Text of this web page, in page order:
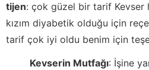
tijen: çok güzel bir tarif Kevser
kızım diyabetik olduğu için
tarif çok iyi oldu benim için
Kevserin Mutfağı: İşine